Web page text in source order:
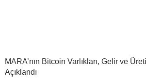
MARA’nın Bitcoin Varlıkları, Gelir ve
Açıklandı